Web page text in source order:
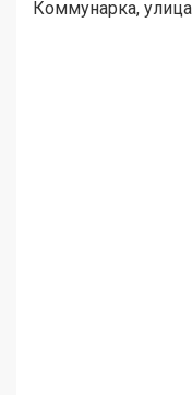
Коммунарка,